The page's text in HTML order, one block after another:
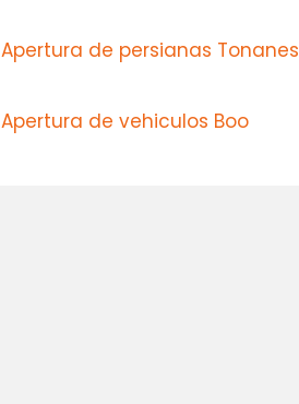
Apertura de persianas Tonanes
Apertura de vehiculos Boo